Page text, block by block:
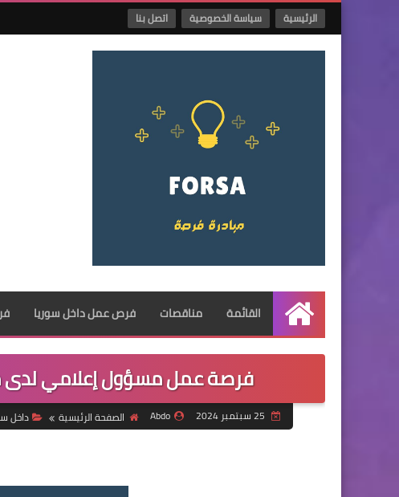
الرئيسية سياسة الخصوصية اتصل بنا
الرئيسية
القائمة مناقصات فرص عمل داخل سوريا
فرصة عمل مسؤول إعلامي لدى
Abdo الصفحة الرئيسية داخل